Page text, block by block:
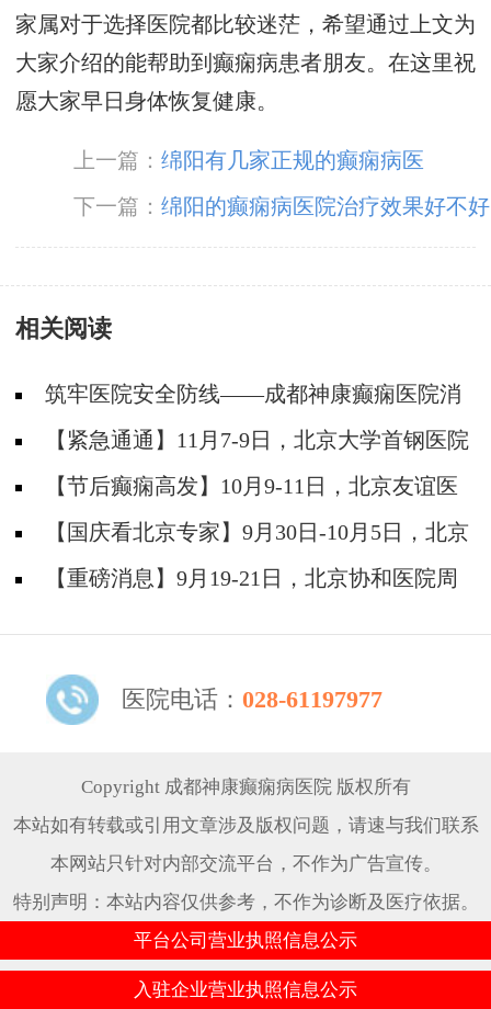
家属对于选择医院都比较迷茫，希望通过上文为
大家介绍的能帮助到癫痫病患者朋友。在这里祝
愿大家早日身体恢复健康。
上一篇：绵阳有几家正规的癫痫病医
下一篇：绵阳的癫痫病医院治疗效果好不好
相关阅读
筑牢医院安全防线——成都神康癫痫医院消
防安全培训纪实
【紧急通通】11月7-9日，北京大学首钢医院
神经内科胡颖教授亲临成都会诊，破解癫痫疑难
【节后癫痫高发】10月9-11日，北京友谊医
院陈葵博士免费会诊+治疗援助，破解癫痫难
题！
【国庆看北京专家】9月30日-10月5日，北京
天坛&首钢医院两大专家蓉城亲诊+癫痫大额救
【重磅消息】9月19-21日，北京协和医院周
线！
医院电话： 028-61197977
Copyright 成都神康癫痫病医院 版权所有
本站如有转载或引用文章涉及版权问题，请速与我们联系
本网站只针对内部交流平台，不作为广告宣传。
特别声明：本站内容仅供参考，不作为诊断及医疗依据。
平台公司营业执照信息公示
入驻企业营业执照信息公示